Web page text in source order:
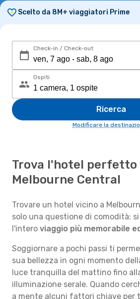
Scelto da 8M+ viaggiatori Prime
Check-in / Check-out
Ospiti
Ricerca
Modificare la
Trova l'hotel perfetto
Melbourne Central
Trovare un hotel vicino a
solo una questione di comodità:
l'intero viaggio più memorabile
Soggiornare a pochi passi ti
sua bellezza in ogni momento
luce tranquilla del mattino fino
illuminazione serale. Quando
a mente alcuni fattori chiave per